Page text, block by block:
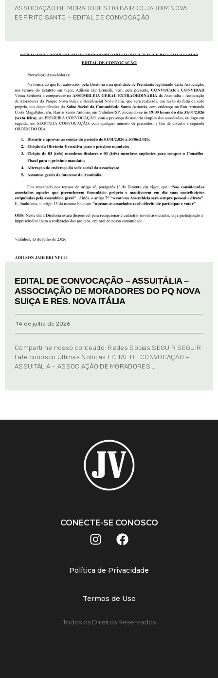
ASSOCIAÇÃO DE MORADORES DO BAIRRO JARDIM NOVA
ESPÍRITO SANTO – EDITAL DE CONVOCAÇÃO
EDITAL DE CONVOCAÇÃO – ASSUITÁLIA –
ASSOCIAÇÃO DE MORADORES DO PQ NOVA
SUIÇA E RES. NOVA ITÁLIA
14 de julho de 2026
Compartilhe nosso conteúdo: Redes Socias SEGUIR SEGUIR
Fale conosco Últimas Notícias EDITAL DE CONVOCAÇÃO –
ASSUITÁLIA – ASSOCIAÇÃO DE MORADORES …
CONECTE-SE CONOSCO
Política de Privacidade
Termos de Uso
Todos os Direitos Reservados